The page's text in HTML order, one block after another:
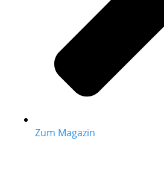
Zum Magazin